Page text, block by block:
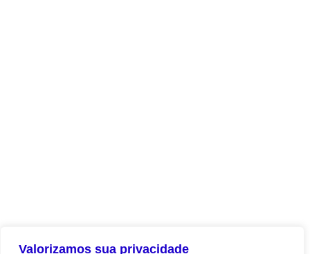
Valorizamos sua privacidade